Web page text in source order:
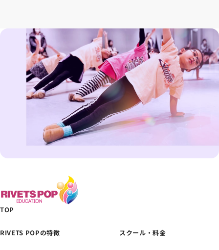
TOP
RIVETS POPの特徴 スクール・料金